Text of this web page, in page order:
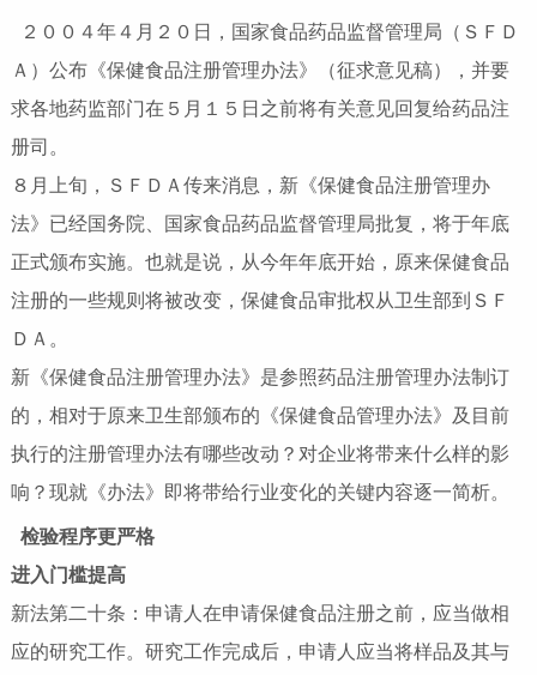
２００４年４月２０日，国家食品药品监督管理局（ＳＦＤ
Ａ）公布《保健食品注册管理办法》（征求意见稿），并要
求各地药监部门在５月１５日之前将有关意见回复给药品注
册司。
８月上旬，ＳＦＤＡ传来消息，新《保健食品注册管理办
法》已经国务院、国家食品药品监督管理局批复，将于年底
正式颁布实施。也就是说，从今年年底开始，原来保健食品
注册的一些规则将被改变，保健食品审批权从卫生部到ＳＦ
ＤＡ。
新《保健食品注册管理办法》是参照药品注册管理办法制订
的，相对于原来卫生部颁布的《保健食品管理办法》及目前
执行的注册管理办法有哪些改动？对企业将带来什么样的影
响？现就《办法》即将带给行业变化的关键内容逐一简析。
检验程序更严格
进入门槛提高
新法第二十条：申请人在申请保健食品注册之前，应当做相
应的研究工作。研究工作完成后，申请人应当将样品及其与